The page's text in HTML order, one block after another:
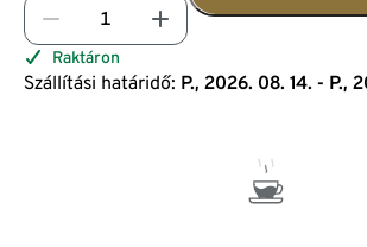
Raktáron
Szállítási határidő: P., 2026. 08. 14. - P.,